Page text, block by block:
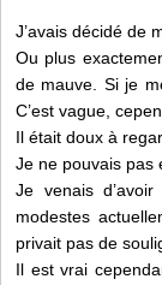
J’avais décidé de
Ou plus
de mauve. Si je
C’est vague,
Il était doux à
Je ne pouvais pas
Je venais
modestes
privait pas de
Il est vrai